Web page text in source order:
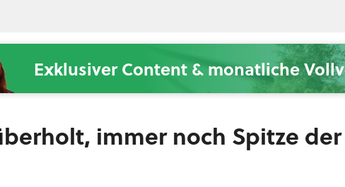
Exklusiver Content & monatliche
immer noch Spitze